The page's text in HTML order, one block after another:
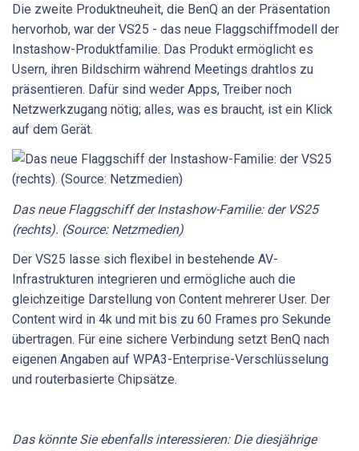
Die zweite Produktneuheit, die BenQ an der Präsentation
hervorhob, war der VS25 - das neue Flaggschiffmodell der
Instashow-Produktfamilie. Das Produkt ermöglicht es
Usern, ihren Bildschirm während Meetings drahtlos zu
präsentieren. Dafür sind weder Apps, Treiber noch
Netzwerkzugang nötig; alles, was es braucht, ist ein Klick
auf dem Gerät.
Das neue Flaggschiff der Instashow-Familie: der VS25
(rechts). (Source: Netzmedien)
Der VS25 lasse sich flexibel in bestehende AV-
Infrastrukturen integrieren und ermögliche auch die
gleichzeitige Darstellung von Content mehrerer User. Der
Content wird in 4k und mit bis zu 60 Frames pro Sekunde
übertragen. Für eine sichere Verbindung setzt BenQ nach
eigenen Angaben auf WPA3-Enterprise-Verschlüsselung
und routerbasierte Chipsätze.
Das könnte Sie ebenfalls interessieren: Die diesjährige